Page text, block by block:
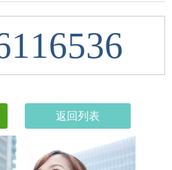
返回列表